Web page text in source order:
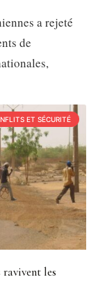
a rejeté
de
ET SÉCURITÉ
les